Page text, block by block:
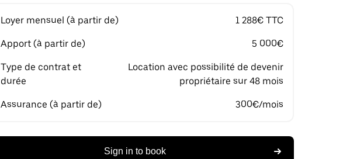
Loyer mensuel (à partir de) 1 288€ TTC
Apport (à partir de) 5 000€
Type de contrat et
durée
Location avec possibilité de devenir
propriétaire sur 48 mois
Assurance (à partir de) 300€/mois
Sign in to book